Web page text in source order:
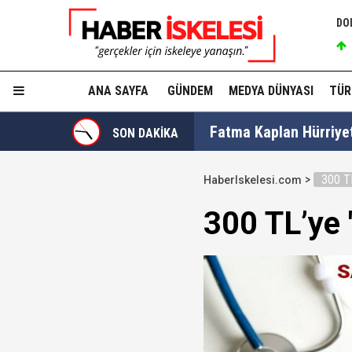
ANA SAYFA GÜNDEM MEDYA DÜNYASI
SON DAKİKA Ülkü Hilal Çiftçi'nin
YSK, YENİ Parti
Kuşadası
HaberIskelesi.com 300
300